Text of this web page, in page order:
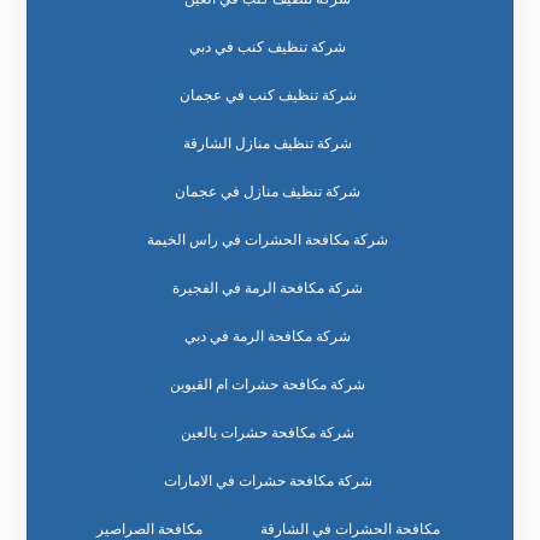
شركة تنظيف كنب في دبي
شركة تنظيف كنب في عجمان
شركة تنظيف منازل الشارقة
شركة تنظيف منازل في عجمان
شركة مكافحة الحشرات في راس الخيمة
شركة مكافحة الرمة في الفجيرة
شركة مكافحة الرمة في دبي
شركة مكافحة حشرات ام القيوين
شركة مكافحة حشرات بالعين
شركة مكافحة حشرات في الامارات
مكافحة الحشرات في الشارقة مكافحة الصراصير